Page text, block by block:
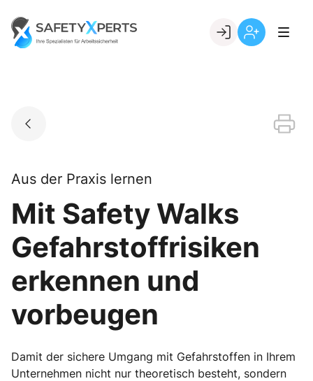
content
Go to landing page.
Aus der Praxis lernen
Mit Safety Walks
Gefahrstoffrisiken
erkennen und
vorbeugen
Damit der sichere Umgang mit Gefahrstoffen in Ihrem
Unternehmen nicht nur theoretisch besteht, sondern